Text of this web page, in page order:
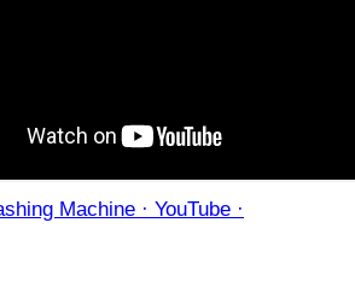
Machine · YouTube ·